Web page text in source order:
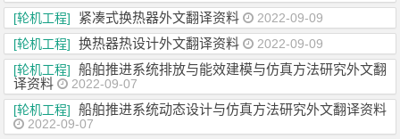
[轮机工程]
紧凑式换热器外文翻译资料
2022-09-09
[轮机工程]
换热器热设计外文翻译资料
2022-09-09
[轮机工程]
船舶推进系统排放与能效建模与仿真方法研究外文翻
译资料
2022-09-07
[轮机工程]
船舶推进系统动态设计与仿真方法研究外文翻译资料
2022-09-07